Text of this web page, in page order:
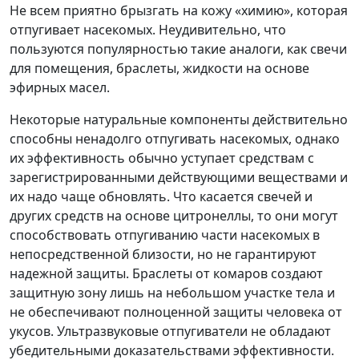
Не всем приятно брызгать на кожу «химию», которая
отпугивает насекомых. Неудивительно, что
пользуются популярностью такие аналоги, как свечи
для помещения, браслеты, жидкости на основе
эфирных масел.
Некоторые натуральные компоненты действительно
способны ненадолго отпугивать насекомых, однако
их эффективность обычно уступает средствам с
зарегистрированными действующими веществами и
их надо чаще обновлять. Что касается свечей и
других средств на основе цитронеллы, то они могут
способствовать отпугиванию части насекомых в
непосредственной близости, но не гарантируют
надежной защиты. Браслеты от комаров создают
защитную зону лишь на небольшом участке тела и
не обеспечивают полноценной защиты человека от
укусов. Ультразвуковые отпугиватели не обладают
убедительными доказательствами эффективности.